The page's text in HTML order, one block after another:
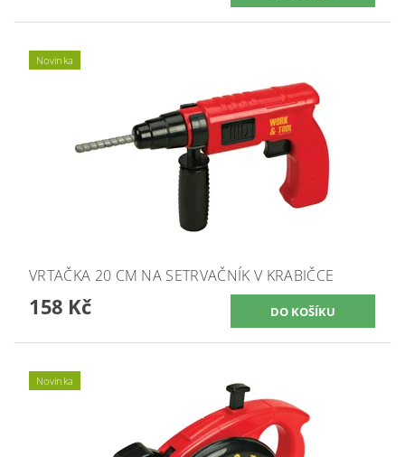
Novinka
VRTAČKA 20 CM NA SETRVAČNÍK V KRABIČCE
158 Kč
Novinka